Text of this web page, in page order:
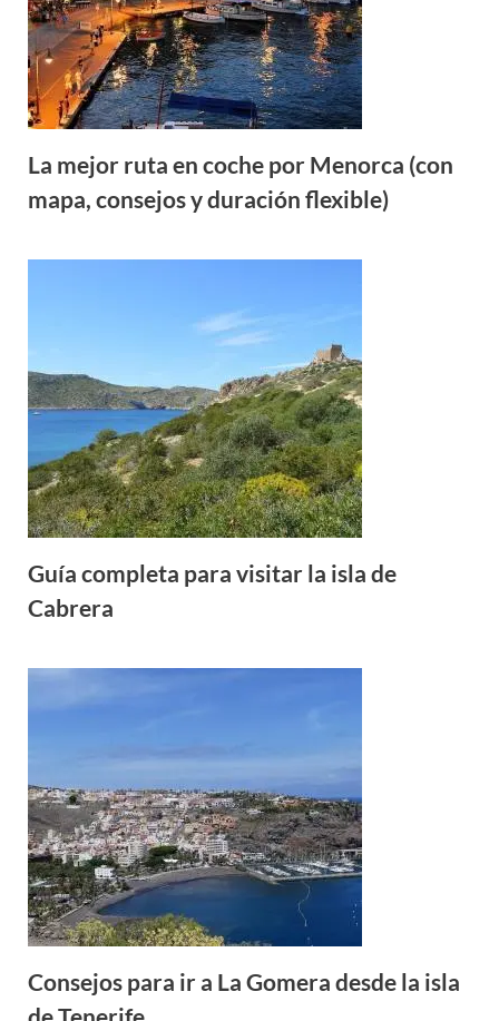
La mejor ruta en coche por Menorca (con
mapa, consejos y duración flexible)
Guía completa para visitar la isla de
Cabrera
Consejos para ir a La Gomera desde la isla